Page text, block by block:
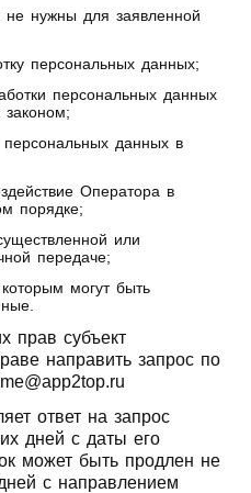
не нужны для заявленной
персональных данных;
персональных данных
законом;
персональных данных в
Оператора в
порядке;
или
передаче;
могут быть
прав субъект
направить запрос по
ответ на запрос
дней с даты его
может быть продлен не
с направлением